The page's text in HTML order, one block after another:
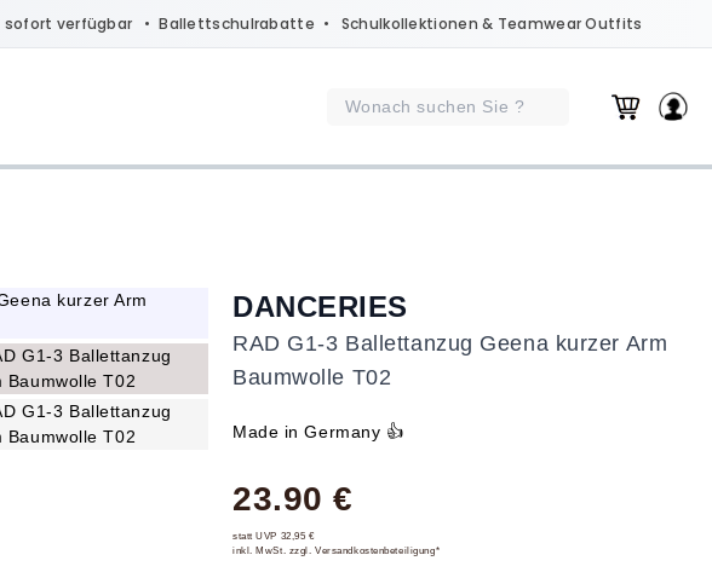
sofort verfügbar •Ballettschulrabatte • Schulkollektionen & Teamwear Outfits
DANCERIES
RAD G1-3 Ballettanzug Geena kurzer Arm
Baumwolle T02
Made in Germany 👍
23.90 €
statt UVP 32,95 €
inkl. MwSt. zzgl. Versandkostenbeteiligung*